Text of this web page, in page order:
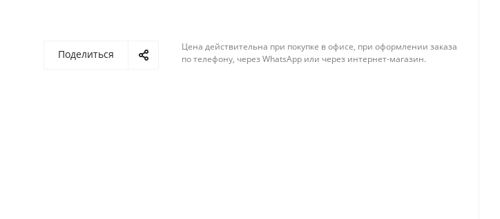
Поделиться
Цена действительна при покупке в офисе, при оформлении заказа
по телефону, через WhatsApp или через интернет-магазин.